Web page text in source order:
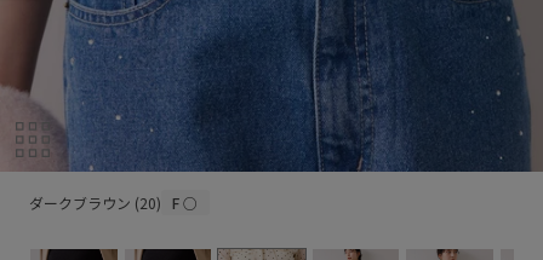
ダークブラウン (20) F○